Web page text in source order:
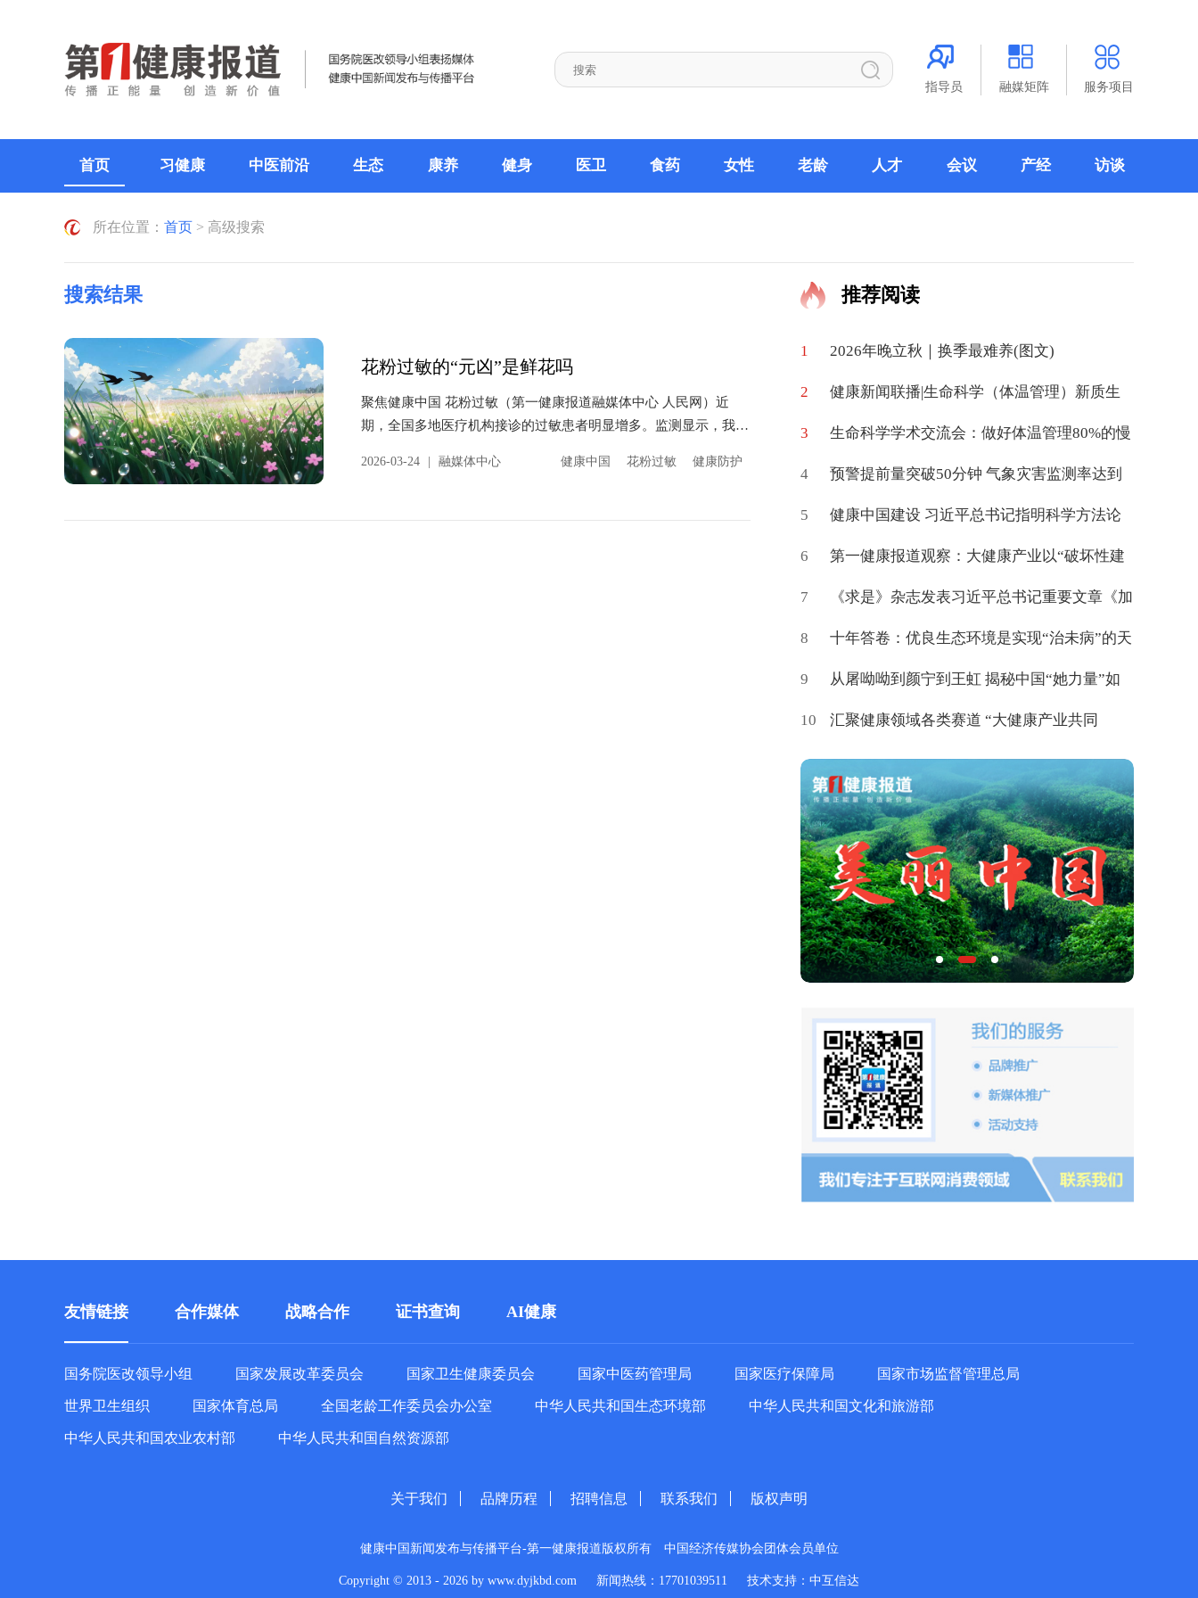
指导员 融媒矩阵 服务项目
首页 习健康 中医前沿 生态 康养 健身 医卫 食药 女性 老龄 人才 会议 产经 访谈
所在位置： 首页 > 高级搜索
搜索结果
花粉过敏的“元凶”是鲜花吗
聚焦健康中国 花粉过敏（第一健康报道融媒体中心 人民网）近
期，全国多地医疗机构接诊的过敏患者明显增多。监测显示，我国
2026-03-24 融媒体中心 健康中国 花粉过敏 健康防护
推荐阅读
1 2026年晚立秋｜换季最难养(图文)
2 健康新闻联播|生命科学（体温管理）新质生
产力高质量学术交流会在京举办
3 生命科学学术交流会：做好体温管理80%的慢
病可促进治愈
4 预警提前量突破50分钟 气象灾害监测率达到
85%
5 健康中国建设 习近平总书记指明科学方法论
6 第一健康报道观察：大健康产业以“破坏性建
构”催生新命题
7 《求是》杂志发表习近平总书记重要文章《加
快建设健康中国》
8 十年答卷：优良生态环境是实现“治未病”的天
然载体
9 从屠呦呦到颜宁到王虹 揭秘中国“她力量”如
何登顶世界
10 汇聚健康领域各类赛道 “大健康产业共同
体”百度词条上新了
友情链接 合作媒体 战略合作 证书查询 AI健康
国务院医改领导小组 国家发展改革委员会 国家卫生健康委员会 国家中医药管理局 国家医疗保障局 国家市场监督管理总局
世界卫生组织 国家体育总局 全国老龄工作委员会办公室 中华人民共和国生态环境部 中华人民共和国文化和旅游部
中华人民共和国农业农村部 中华人民共和国自然资源部
关于我们 品牌历程 招聘信息 联系我们 版权声明
健康中国新闻发布与传播平台-第一健康报道版权所有 中国经济传媒协会团体会员单位
Copyright © 2013 - 2026 by www.dyjkbd.com 新闻热线：17701039511 技术支持：中互信达